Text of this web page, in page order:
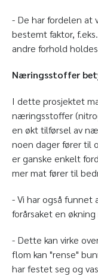
- De har fordelen at
bestemt faktor,
andre forhold
Næringsstoffer
I dette prosjektet
næringsstoffer
en økt tilførsel av
noen dager fører til
er ganske enkelt
mer mat fører til
- Vi har også funnet
forårsaket en
- Dette kan virke
flom kan "rense"
har festet seg og